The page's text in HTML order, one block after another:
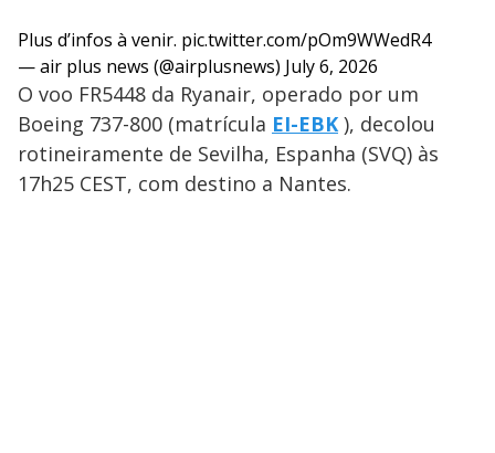
Plus d’infos à venir. pic.twitter.com/pOm9WWedR4
— air plus news (@airplusnews) July 6, 2026
O voo FR5448 da Ryanair, operado por um
Boeing 737-800 (matrícula EI-EBK ), decolou
rotineiramente de Sevilha, Espanha (SVQ) às
17h25 CEST, com destino a Nantes.